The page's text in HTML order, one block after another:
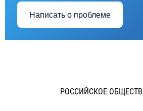
Написать о проблеме
РОССИЙСКОЕ